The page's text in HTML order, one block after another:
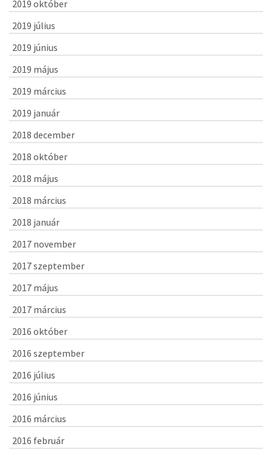
2019 október
2019 július
2019 június
2019 május
2019 március
2019 január
2018 december
2018 október
2018 május
2018 március
2018 január
2017 november
2017 szeptember
2017 május
2017 március
2016 október
2016 szeptember
2016 július
2016 június
2016 március
2016 február